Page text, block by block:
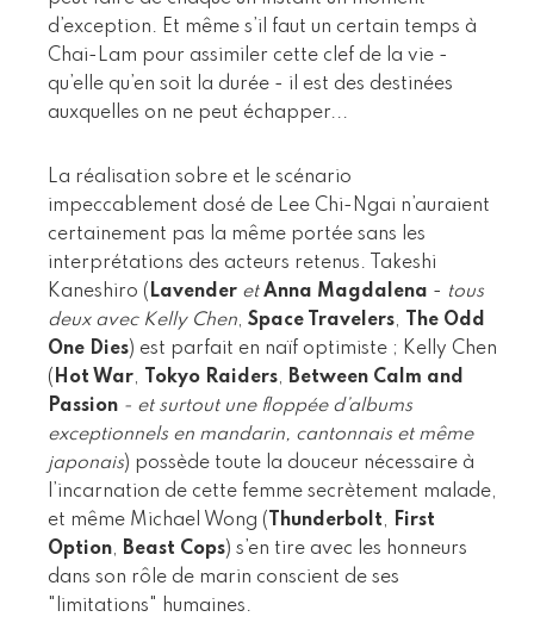
d’exception. Et même s’il faut un certain temps à
Chai-Lam pour assimiler cette clef de la vie -
qu’elle qu’en soit la durée - il est des destinées
auxquelles on ne peut échapper...
La réalisation sobre et le scénario
impeccablement dosé de Lee Chi-Ngai n’auraient
certainement pas la même portée sans les
interprétations des acteurs retenus. Takeshi
Kaneshiro ( Lavender et Anna Magdalena - tous
deux avec Kelly Chen, Space Travelers,
The Odd
One Dies) est parfait en naïf optimiste ; Kelly Chen
( Hot War, Tokyo Raiders, Between Calm and
Passion - et surtout une floppée d’albums
exceptionnels en mandarin, cantonnais et même
japonais) possède toute la douceur nécessaire à
l’incarnation de cette femme secrètement malade,
et même Michael Wong (
Thunderbolt,
First
Option, Beast Cops) s’en tire avec les honneurs
dans son rôle de marin conscient de ses
"limitations" humaines.